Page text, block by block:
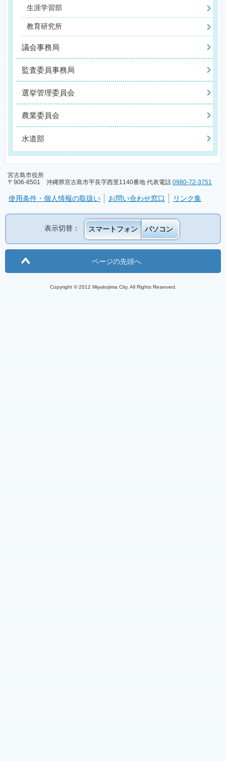
生涯学習部
教育研究所
議会事務局
監査委員事務局
選挙管理委員会
農業委員会
水道部
宮古島市役所
〒906-8501 沖縄県宮古島市平良字西里1140番地 代表電話 0980-72-3751
使用条件・個人情報の取扱い お問い合わせ窓口 リンク集
表示切替： スマートフォン パソコン
ページの先頭へ
Copyright © 2012 Miyakojima City. All Rights Reserved.